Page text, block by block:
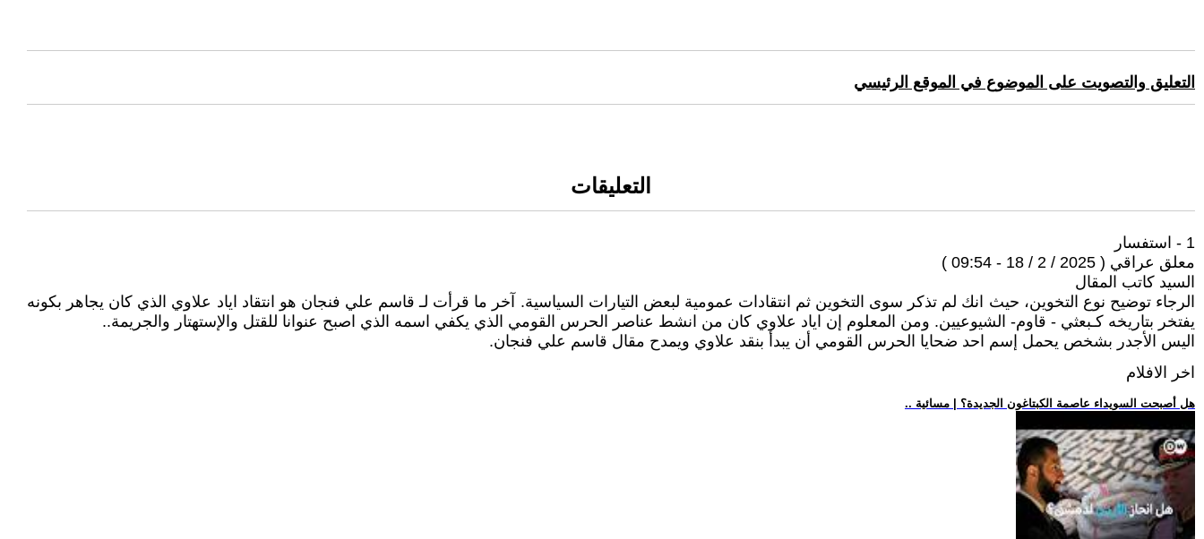
التعليق والتصويت على الموضوع في الموقع الرئيسي
التعليقات
1 - استفسار
معلق عراقي ( 2025 / 2 / 18 - 09:54 )
السيد كاتب المقال
الرجاء توضيح نوع التخوين، حيث انك لم تذكر سوى التخوين ثم انتقادات عمومية لبعض التيارات السياسية. آخر ما قرأت لـ قاسم علي فنجان هو انتقاد اياد علاوي الذي كان يجاهر بكونه
يفتخر بتاريخه كـبعثي - قاوم- الشيوعيين. ومن المعلوم إن اياد علاوي كان من انشط عناصر الحرس القومي الذي يكفي اسمه الذي اصبح عنوانا للقتل والإستهتار والجريمة..
اليس الأجدر بشخص يحمل إسم احد ضحايا الحرس القومي أن يبدأ بنقد علاوي ويمدح مقال قاسم علي فنجان.
اخر الافلام
.. هل أصبحت السويداء عاصمة الكبتاغون الجديدة؟ | مسائية